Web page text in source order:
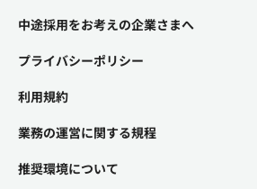
中途採用をお考えの企業さまへ
プライバシーポリシー
利用規約
業務の運営に関する規程
推奨環境について